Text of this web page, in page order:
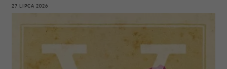
27 LIPCA 2026